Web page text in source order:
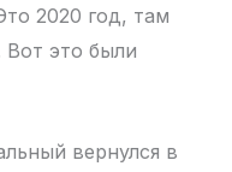
2020 год, там
это были
вернулся в